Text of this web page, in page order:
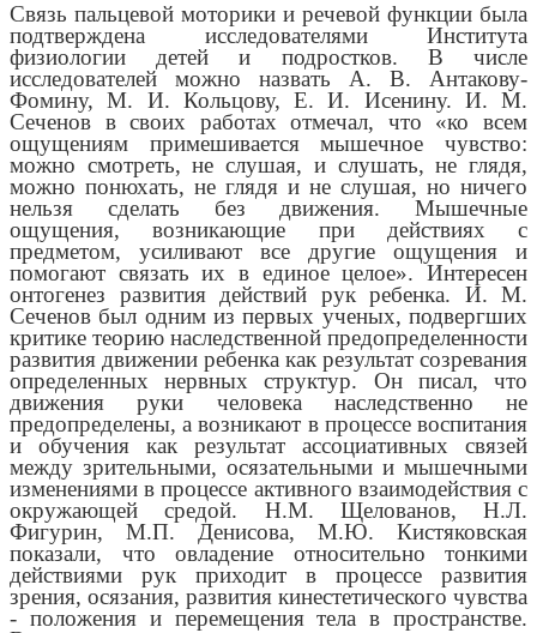
Связь пальцевой моторики и речевой функции была
подтверждена исследователями Института
физиологии детей и подростков. В числе
исследователей можно назвать А. В. Антакову-
Фомину, М. И. Кольцову, Е. И. Исенину. И. М.
Сеченов в своих работах отмечал, что «ко всем
ощущениям примешивается мышечное чувство:
можно смотреть, не слушая, и слушать, не глядя,
можно понюхать, не глядя и не слушая, но ничего
нельзя сделать без движения. Мышечные
ощущения, возникающие при действиях с
предметом, усиливают все другие ощущения и
помогают связать их в единое целое». Интересен
онтогенез развития действий рук ребенка. И. М.
Сеченов был одним из первых ученых, подвергших
критике теорию наследственной предопределенности
развития движении ребенка как результат созревания
определенных нервных структур. Он писал, что
движения руки человека наследственно не
предопределены, а возникают в процессе воспитания
и обучения как результат ассоциативных связей
между зрительными, осязательными и мышечными
изменениями в процессе активного взаимодействия с
окружающей средой. Н.М. Щелованов, Н.Л.
Фигурин, М.П. Денисова, М.Ю. Кистяковская
показали, что овладение относительно тонкими
действиями рук приходит в процессе развития
зрения, осязания, развития кинестетического чувства
- положения и перемещения тела в пространстве.